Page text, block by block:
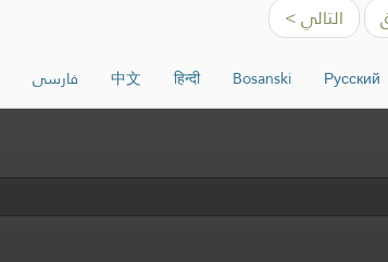
التالي >
Русский
Bosanski
हिन्दी
中文 فارسی